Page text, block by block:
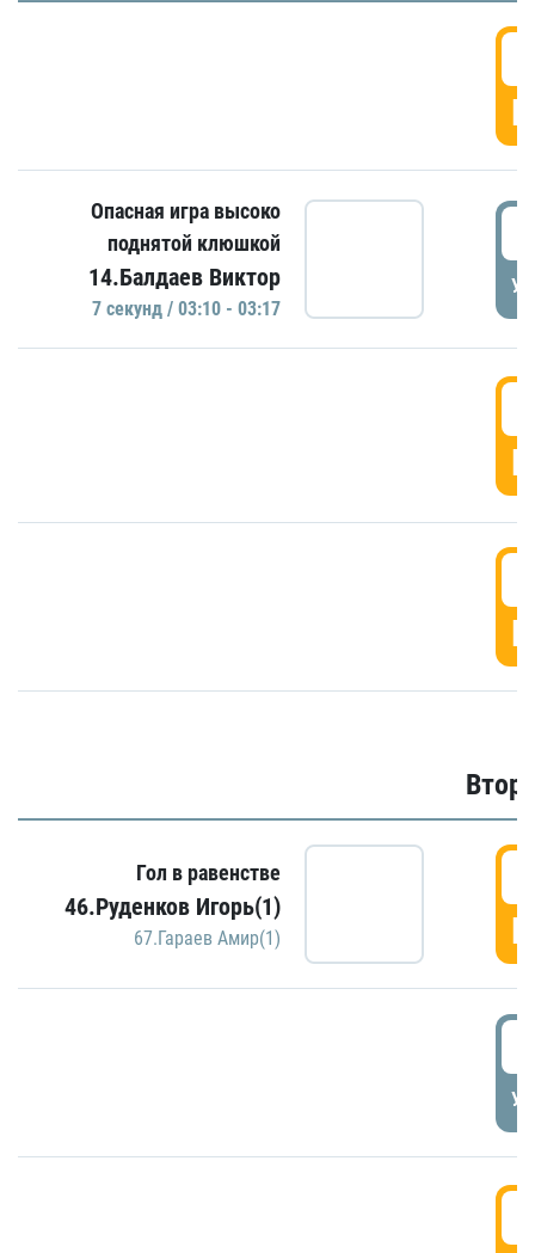
Опасная игра высоко
поднятой клюшкой
14.Балдаев Виктор
7 секунд / 03:10 - 03:17
Гол в равенстве
46.Руденков Игорь(1)
67.Гараев Амир(1)